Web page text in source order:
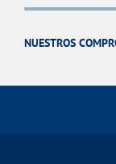
NUESTROS